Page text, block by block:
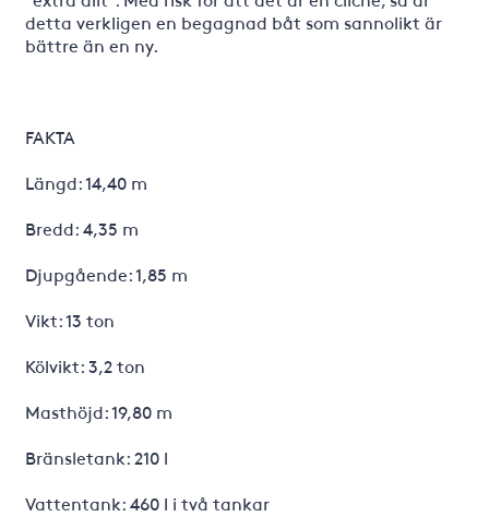
detta verkligen en begagnad båt som sannolikt är
bättre än en ny.
FAKTA
Längd: 14,40 m
Bredd: 4,35 m
Djupgående: 1,85 m
Vikt: 13 ton
Kölvikt: 3,2 ton
Masthöjd: 19,80 m
Bränsletank: 210 l
Vattentank: 460 l i två tankar